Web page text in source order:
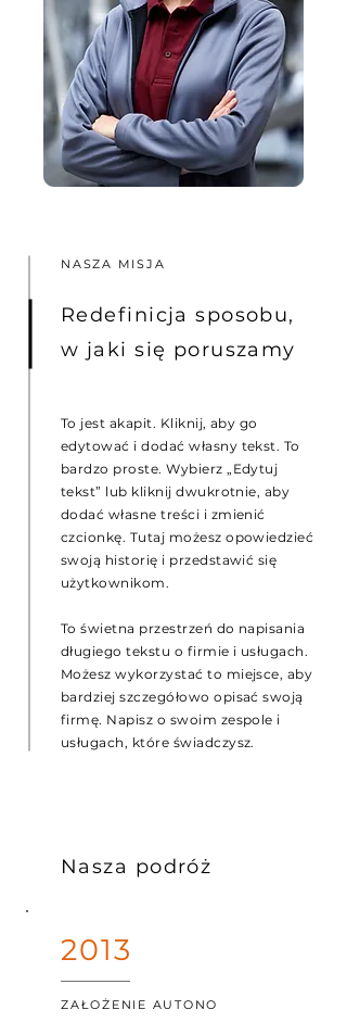
NASZA MISJA
Redefinicja sposobu,
w jaki się poruszamy
To jest akapit. Kliknij, aby go
edytować i dodać własny tekst. To
bardzo proste. Wybierz „Edytuj
tekst” lub kliknij dwukrotnie, aby
dodać własne treści i zmienić
czcionkę. Tutaj możesz opowiedzieć
swoją historię i przedstawić się
użytkownikom.
To świetna przestrzeń do napisania
długiego tekstu o firmie i usługach.
Możesz wykorzystać to miejsce, aby
bardziej szczegółowo opisać swoją
firmę. Napisz o swoim zespole i
usługach, które świadczysz.
Nasza podróż
2013
ZAŁOŻENIE AUTONO